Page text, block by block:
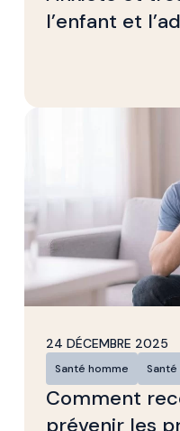
l’enfant et
24 DÉCEMBRE 2025
Santé homme
Comment
prévenir les